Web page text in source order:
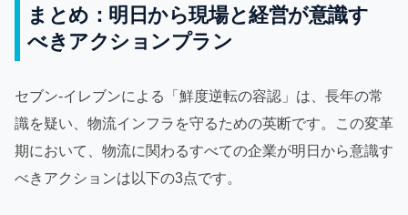
まとめ：明日から現場と経営が意識す
べきアクションプラン
セブン‐イレブンによる「鮮度逆転の容認」は、長年の常
識を疑い、物流インフラを守るための英断です。この変革
期において、物流に関わるすべての企業が明日から意識す
べきアクションは以下の3点です。